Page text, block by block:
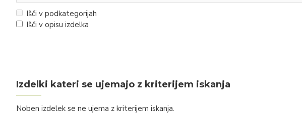
Išči v podkategorijah
Išči v opisu izdelka
Izdelki kateri se ujemajo z kriterijem iskanja
Noben izdelek se ne ujema z kriterijem iskanja.